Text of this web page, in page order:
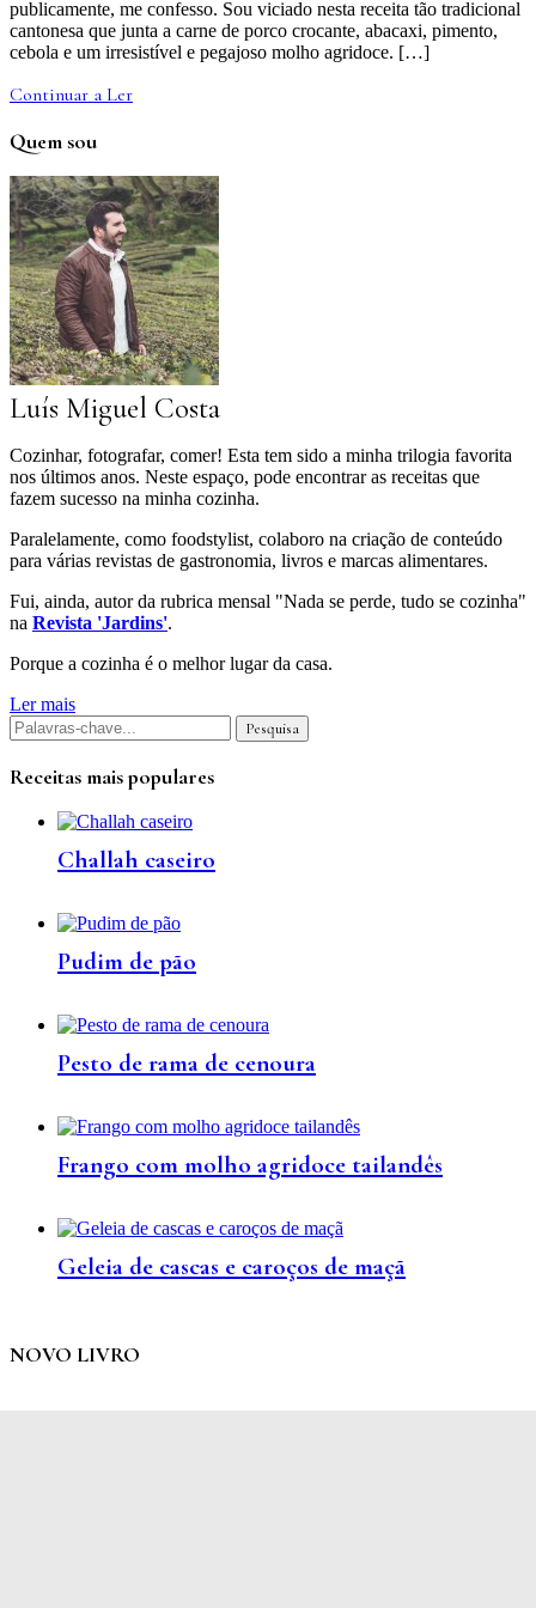
publicamente, me confesso. Sou viciado nesta receita tão tradicional
cantonesa que junta a carne de porco crocante, abacaxi, pimento,
cebola e um irresistível e pegajoso molho agridoce. […]
Continuar a Ler
Quem sou
Luís Miguel Costa
Cozinhar, fotografar, comer! Esta tem sido a minha trilogia favorita
nos últimos anos. Neste espaço, pode encontrar as receitas que
fazem sucesso na minha cozinha.
Paralelamente, como foodstylist, colaboro na criação de conteúdo
para várias revistas de gastronomia, livros e marcas alimentares.
Fui, ainda, autor da rubrica mensal "Nada se perde, tudo se cozinha"
na Revista 'Jardins'.
Porque a cozinha é o melhor lugar da casa.
Ler mais
Receitas mais populares
Challah caseiro
Pudim de pão
Pesto de rama de cenoura
Frango com molho agridoce tailandês
Geleia de cascas e caroços de maçã
NOVO LIVRO